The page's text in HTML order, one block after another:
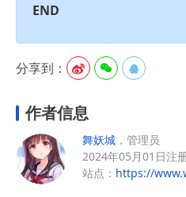
END
分享到：   
作者信息
舞妖城 ，管理员
2024年05月01日注
站点： https://